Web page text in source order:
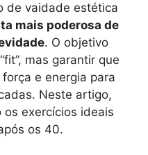
de vaidade estética
mais poderosa de
. O objetivo
mas garantir que
e energia para
Neste artigo,
exercícios ideais
os 40.